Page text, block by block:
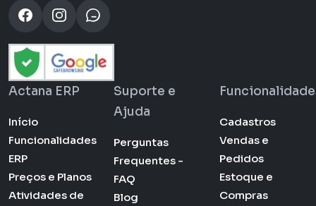
Actana ERP
Início
Funcionalidades
ERP
Preços e Planos
Atividades de
Suporte e
Ajuda
Perguntas
Frequentes -
FAQ
Blog
Cadastros
Vendas e
Pedidos
Estoque e
Compras